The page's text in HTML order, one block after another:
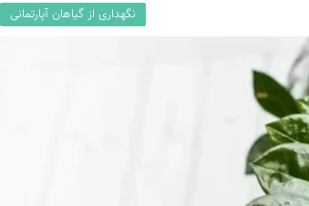
نگهداری از گیاهان آپارتمانی